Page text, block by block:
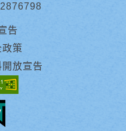
告
策
放宣告